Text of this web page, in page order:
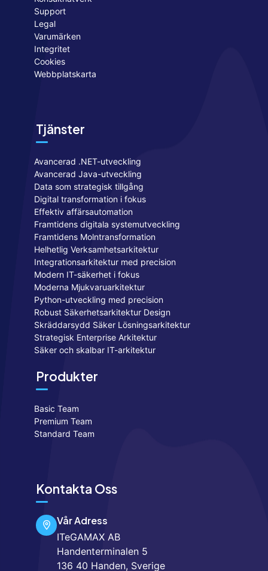
Support
Legal
Varumärken
Integritet
Cookies
Webbplatskarta
Tjänster
Avancerad .NET-utveckling
Avancerad Java-utveckling
Data som strategisk tillgång
Digital transformation i fokus
Effektiv affärsautomation
Framtidens digitala systemutveckling
Framtidens Molntransformation
Helhetlig Verksamhetsarkitektur
Integrationsarkitektur med precision
Modern IT-säkerhet i fokus
Moderna Mjukvaruarkitektur
Python-utveckling med precision
Robust Säkerhetsarkitektur Design
Skräddarsydd Säker Lösningsarkitektur
Strategisk Enterprise Arkitektur
Säker och skalbar IT-arkitektur
Produkter
Basic Team
Premium Team
Standard Team
Kontakta Oss
Vår Adress
ITeGAMAX AB
Handenterminalen 5
136 40 Handen, Sverige